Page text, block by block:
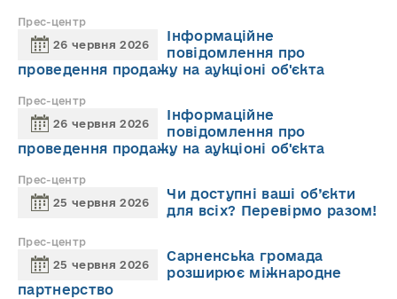
Прес-центр
26 червня 2026
Інформаційне
повідомлення про
проведення продажу на аукціоні об'єкта
Прес-центр
26 червня 2026
Інформаційне
повідомлення про
проведення продажу на аукціоні об'єкта
Прес-центр
25 червня 2026
Чи доступні ваші об’єкти
для всіх? Перевірмо разом!
Прес-центр
25 червня 2026
Сарненська громада
розширює міжнародне
партнерство